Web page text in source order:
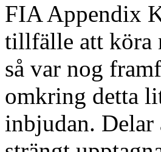
FIA Appendix
tillfälle att köra
så var nog
omkring detta
inbjudan. Delar